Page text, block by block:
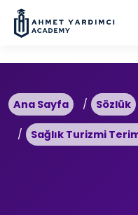
Ana Sayfa Sözlük
Sağlık Turizmi